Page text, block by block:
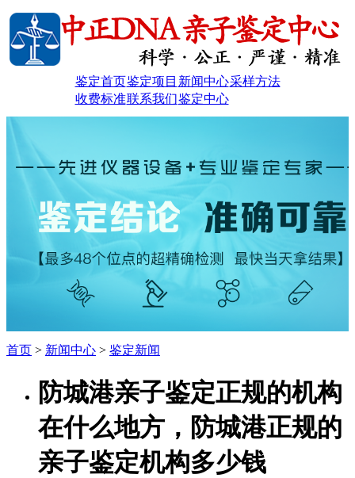
鉴定首页鉴定项目 新闻中心采样方法
收费标准联系我们鉴定中心
首页 > 新闻中心 > 鉴定新闻
防城港亲子鉴定正规的机构
在什么地方，防城港正规的
亲子鉴定机构多少钱